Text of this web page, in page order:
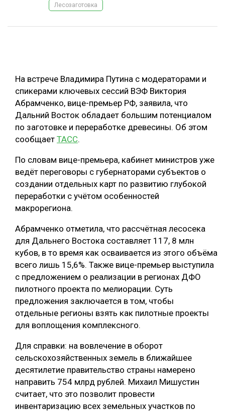
ЛЕСОЗАГОТОВКА
ОБРАБОТКА ДРЕВЕСИНЫ
ЛЕСОВОССТАНОВЛЕНИЕ И ЗАЩИТА
ЛОГИСТИКА
ПРОИЗВОДСТВО ДРЕВЕСНЫХ ПЛИТ
ЦБП
КОМПЛЕКСНАЯ ПЕРЕРАБОТКА
ЛЕСОПИЛЕНИЕ
ДЕРЕВЯННОЕ ДОМОСТРОЕНИЕ
СОРТИРОВКА ДРЕВЕСИНЫ
СУШКА ДРЕВЕСИНЫ
ТЕМАТИЧЕСКИЕ ПРОЕКТЫ
ПОДБОРКИ СТАТЕЙ
Лесозаготовка
На встрече Владимира Путина с модераторами и
спикерами ключевых сессий ВЭФ Виктория
Абрамченко, вице-премьер РФ, заявила, что
Дальний Восток обладает большим потенциалом
по заготовке и переработке древесины. Об этом
сообщает ТАСС.
По словам вице-премьера, кабинет министров уже
ведёт переговоры с губернаторами субъектов о
создании отдельных карт по развитию глубокой
переработки с учётом особенностей
макрорегиона.
Абрамченко отметила, что рассчётная лесосека
для Дальнего Востока составляет 117, 8 млн
кубов, в то время как осваивается из этого объёма
всего лишь 15,6%. Также вице-премьер выступила
с предложением о реализации в регионах ДФО
пилотного проекта по мелиорации. Суть
предложения заключается в том, чтобы
отдельные регионы взять как пилотные проекты
для воплощения комплексного.
Для справки: на вовлечение в оборот
сельскохозяйственных земель в ближайшее
десятилетие правительство страны намерено
направить 754 млрд рублей. Михаил Мишустин
считает, что это позволит провести
инвентаризацию всех земельных участков по